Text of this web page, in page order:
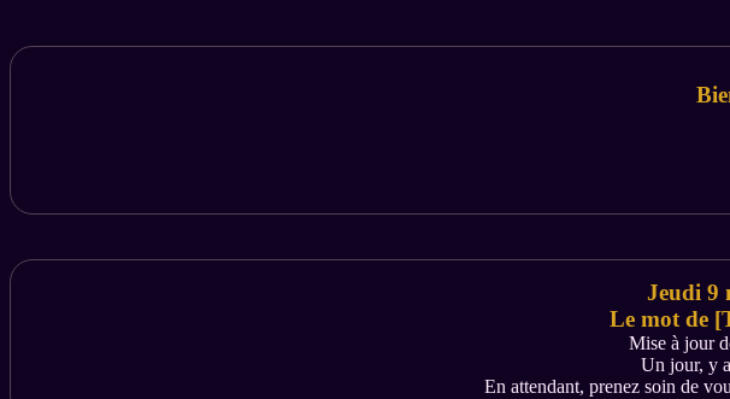
Jeudi 9
Le mot de
Mise à jour
Un jour, y
En attendant, prenez soin de